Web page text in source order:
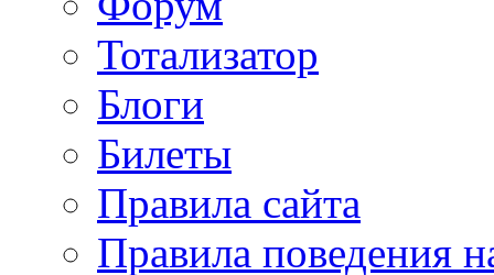
Тотализатор
Блоги
Билеты
Правила сайта
Правила поведения